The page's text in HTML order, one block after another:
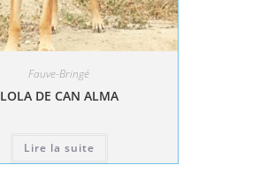
Fauve-Bringé
LOLA DE CAN ALMA
Lire la suite